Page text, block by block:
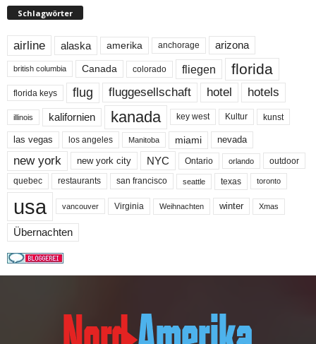
Schlagwörter
airline alaska amerika anchorage arizona
british columbia Canada colorado fliegen florida
florida keys flug fluggesellschaft hotel hotels
illinois kalifornien kanada key west Kultur kunst
las vegas los angeles Manitoba miami nevada
new york new york city NYC Ontario orlando outdoor
quebec restaurants san francisco seattle texas toronto
usa vancouver Virginia Weihnachten winter Xmas
Übernachten